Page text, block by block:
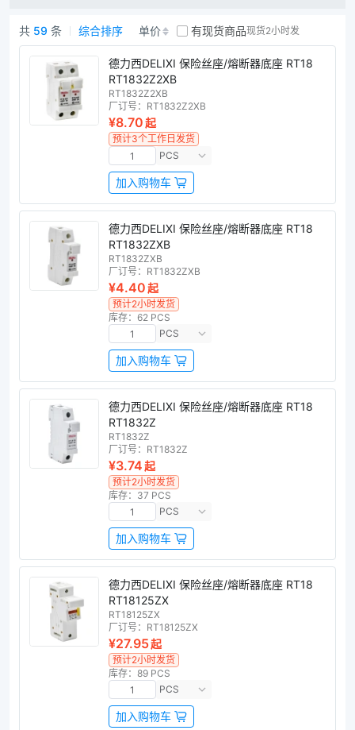
保险丝底座商品列表
共 59 条 综合排序 单价 有现货商品现货2小时发
德力西DELIXI 保险丝座/熔断器底座 RT18
RT1832Z2XB
RT1832Z2XB
厂订号： RT1832Z2XB
¥8.70起
预计3个工作日发货
PCS
加入购物车
德力西DELIXI 保险丝座/熔断器底座 RT18
RT1832ZXB
RT1832ZXB
厂订号： RT1832ZXB
¥4.40起
预计2小时发货
库存：62 PCS
PCS
加入购物车
德力西DELIXI 保险丝座/熔断器底座 RT18
RT1832Z
RT1832Z
厂订号： RT1832Z
¥3.74起
预计2小时发货
库存：37 PCS
PCS
加入购物车
德力西DELIXI 保险丝座/熔断器底座 RT18
RT18125ZX
RT18125ZX
厂订号： RT18125ZX
¥27.95起
预计2小时发货
库存：89 PCS
PCS
加入购物车